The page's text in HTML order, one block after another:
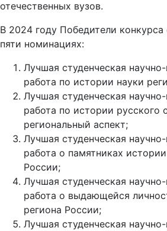
отечественных вузов.
В 2024 году Победители
пяти номинациях:
Лучшая студенческая
работа по истории науки
Лучшая студенческая
работа по истории русского
региональный аспект;
Лучшая студенческая
работа о памятниках
России;
Лучшая студенческая
работа о выдающейся
региона России;
Лучшая студенческая